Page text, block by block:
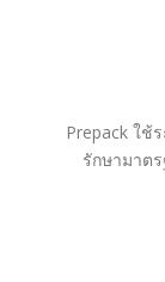
Prepack ใช้
รักษามาต